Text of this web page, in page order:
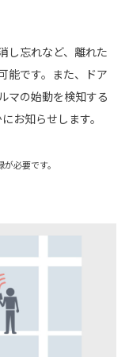
し忘れなど、離れた
能です。また、ドア
マの始動を検知する
お知らせします。
必要です。